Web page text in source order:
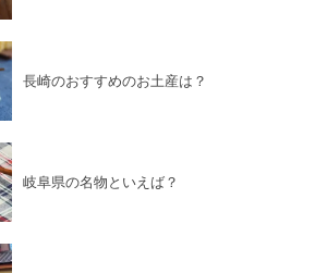
長崎のおすすめのお土産は？
岐阜県の名物といえば？